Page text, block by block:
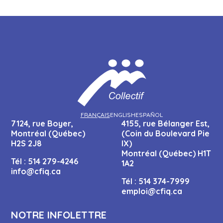
FRANÇAISENGLISHESPAÑOL
7124, rue Boyer,
Montréal (Québec)
H2S 2J8
Tél : 514 279-4246
info@cfiq.ca
4155, rue Bélanger Est,
(Coin du Boulevard Pie
IX)
Montréal (Québec) H1T
1A2
Tél : 514 374-7999
emploi@cfiq.ca
NOTRE INFOLETTRE